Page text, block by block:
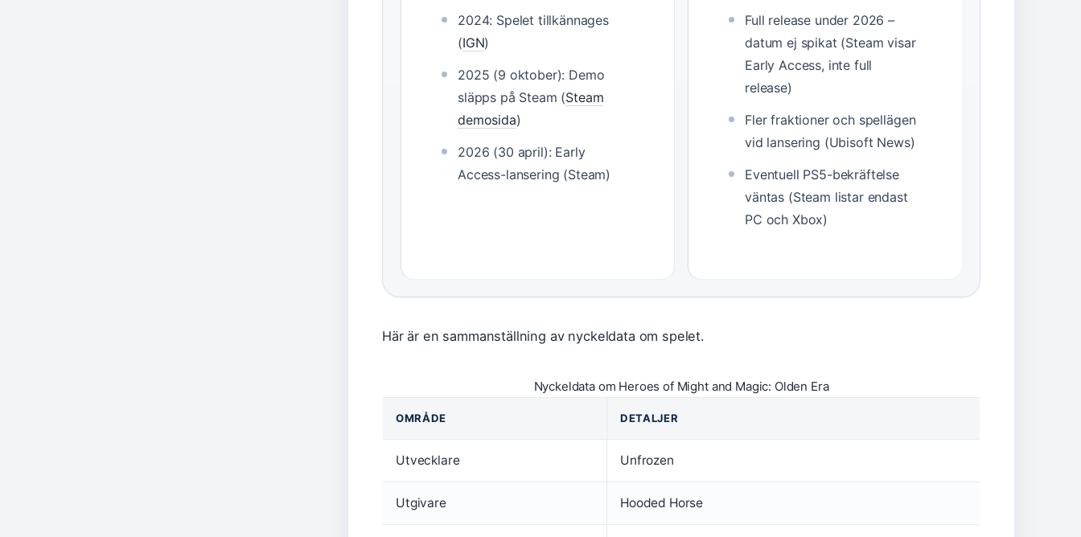
2024: Spelet tillkännages
(IGN)
2025 (9 oktober): Demo
släpps på Steam (Steam
demosida)
2026 (30 april): Early
Access-lansering (Steam)
Full release under 2026 –
datum ej spikat (Steam visar
Early Access, inte full
release)
Fler fraktioner och spellägen
vid lansering (Ubisoft News)
Eventuell PS5-bekräftelse
väntas (Steam listar endast
PC och Xbox)
Här är en sammanställning av nyckeldata om spelet.
Nyckeldata om Heroes of Might and Magic: Olden Era
OMRÅDE DETALJER
Utvecklare Unfrozen
Utgivare Hooded Horse